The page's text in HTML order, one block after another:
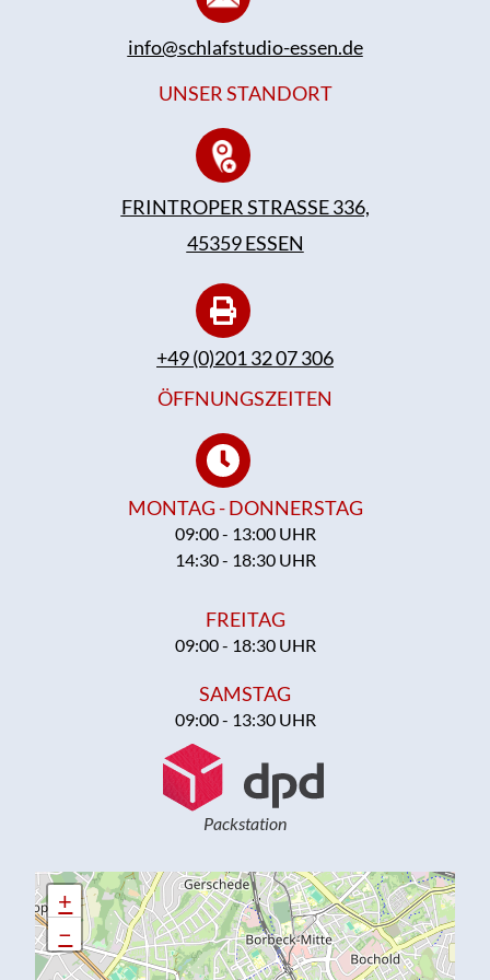
info@schlafstudio-essen.de
UNSER STANDORT
FRINTROPER STRASSE 336,
45359 ESSEN
+49 (0)201 32 07 306
ÖFFNUNGSZEITEN
MONTAG - DONNERSTAG
09:00 - 13:00 UHR
14:30 - 18:30 UHR
FREITAG
09:00 - 18:30 UHR
SAMSTAG
09:00 - 13:30 UHR
Packstation
+
−
+
−